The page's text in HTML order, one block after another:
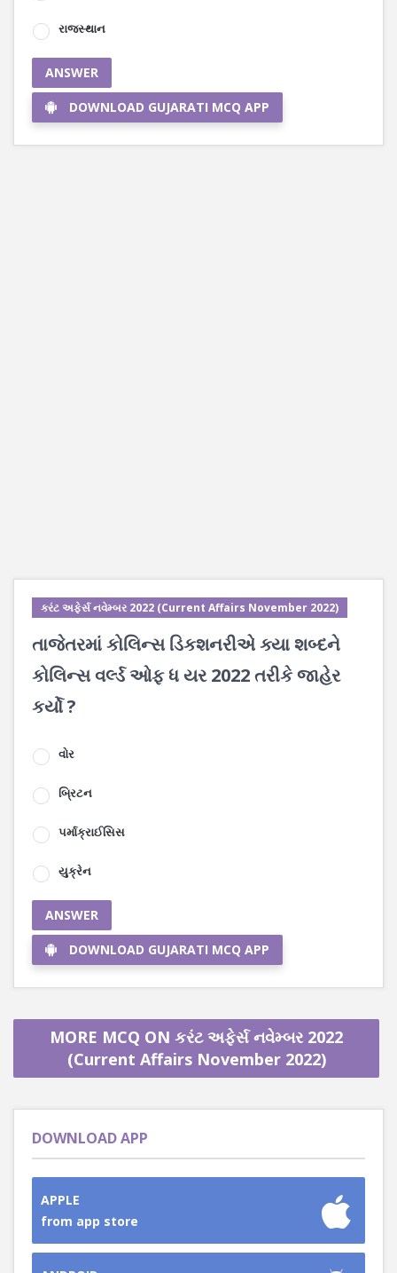
રાજસ્થાન
ANSWER
DOWNLOAD GUJARATI MCQ APP
કરંટ અફેર્સ નવેમ્બર 2022 (Current Affairs November 2022)
તાજેતરમાં કોલિન્સ ડિકશનરીએ ક્યા શબ્દને
કોલિન્સ વર્લ્ડ ઓફ ધ યર 2022 તરીકે જાહેર
કર્યો ?
વોર
બ્રિટન
૫ર્માક્રાઈસિસ
યુક્રેન
ANSWER
DOWNLOAD GUJARATI MCQ APP
MORE MCQ ON કરંટ અફેર્સ નવેમ્બર 2022
(Current Affairs November 2022)
DOWNLOAD APP
APPLE
from app store